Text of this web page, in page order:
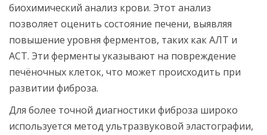
биохимический анализ крови. Этот анализ
позволяет оценить состояние печени, выявляя
повышение уровня ферментов, таких как АЛТ и
АСТ. Эти ферменты указывают на повреждение
печёночных клеток, что может происходить при
развитии фиброза.
Для более точной диагностики фиброза широко
используется метод ультразвуковой эластографии,